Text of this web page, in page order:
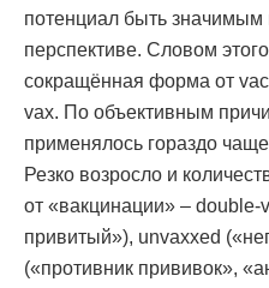
потенциал быть значимым
перспективе. Словом
сокращённая форма от
vax. По объективным
применялось гораздо
Резко возросло и
от «вакцинации» –
привитый»), unvaxxed
(«противник прививок»,